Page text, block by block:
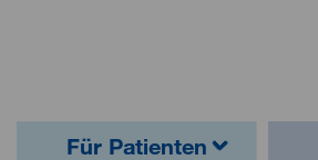
Für Patienten